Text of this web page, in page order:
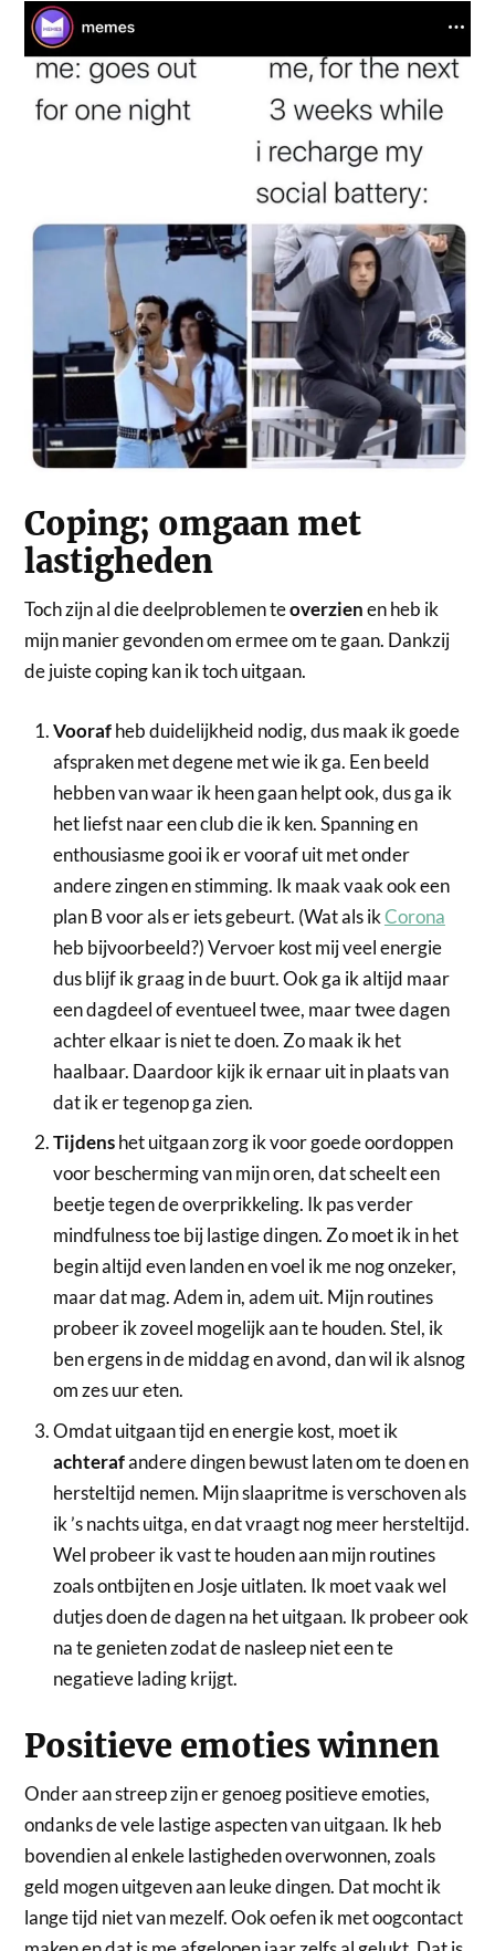
Coping; omgaan met
lastigheden
Toch zijn al die deelproblemen teoverzienen heb ik
mijn manier gevonden om ermee om te gaan. Dankzij
de juiste coping kan ik toch uitgaan.
Voorafheb duidelijkheid nodig, dus maak ik goede
afspraken met degene met wie ik ga. Een beeld
hebben van waar ik heen gaan helpt ook, dus ga ik
het liefst naar een club die ik ken. Spanning en
enthousiasme gooi ik er vooraf uit met onder
andere zingen en stimming. Ik maak vaak ook een
plan B voor als er iets gebeurt. (Wat als ikCorona
heb bijvoorbeeld?) Vervoer kost mij veel energie
dus blijf ik graag in de buurt. Ook ga ik altijd maar
een dagdeel of eventueel twee, maar twee dagen
achter elkaar is niet te doen. Zo maak ik het
haalbaar. Daardoor kijk ik ernaar uit in plaats van
dat ik er tegenop ga zien.
Tijdenshet uitgaan zorg ik voor goede oordoppen
voor bescherming van mijn oren, dat scheelt een
beetje tegen de overprikkeling. Ik pas verder
mindfulness toe bij lastige dingen. Zo moet ik in het
begin altijd even landen en voel ik me nog onzeker,
maar dat mag. Adem in, adem uit. Mijn routines
probeer ik zoveel mogelijk aan te houden. Stel, ik
ben ergens in de middag en avond, dan wil ik alsnog
om zes uur eten.
Omdat uitgaan tijd en energie kost, moet ik
achterafandere dingen bewust laten om te doen en
hersteltijd nemen. Mijn slaapritme is verschoven als
ik ’s nachts uitga, en dat vraagt nog meer hersteltijd.
Wel probeer ik vast te houden aan mijn routines
zoals ontbijten en Josje uitlaten. Ik moet vaak wel
dutjes doen de dagen na het uitgaan. Ik probeer ook
na te genieten zodat de nasleep niet een te
negatieve lading krijgt.
Positieve emoties winnen
Onder aan streep zijn er genoeg positieve emoties,
ondanks de vele lastige aspecten van uitgaan. Ik heb
bovendien al enkele lastigheden overwonnen, zoals
geld mogen uitgeven aan leuke dingen. Dat mocht ik
lange tijd niet van mezelf. Ook oefen ik met oogcontact